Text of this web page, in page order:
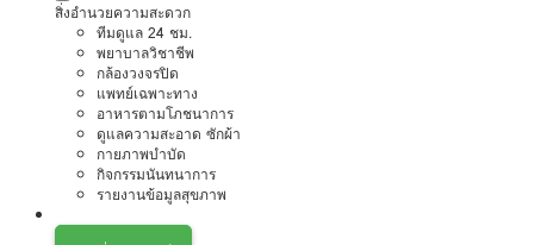
สิ่งอำนวยความสะดวก
ทีมดูแล 24 ชม.
พยาบาลวิชาชีพ
กล้องวงจรปิด
แพทย์เฉพาะทาง
อาหารตามโภชนาการ
ดูแลความสะอาด ซักผ้า
กายภาพบำบัด
กิจกรรมนันทนาการ
รายงานข้อมูลสุขภาพ